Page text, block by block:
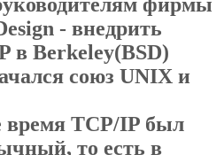
- внедрить
в Berkeley(BSD)
союз UNIX и
время TCP/IP был
то есть в